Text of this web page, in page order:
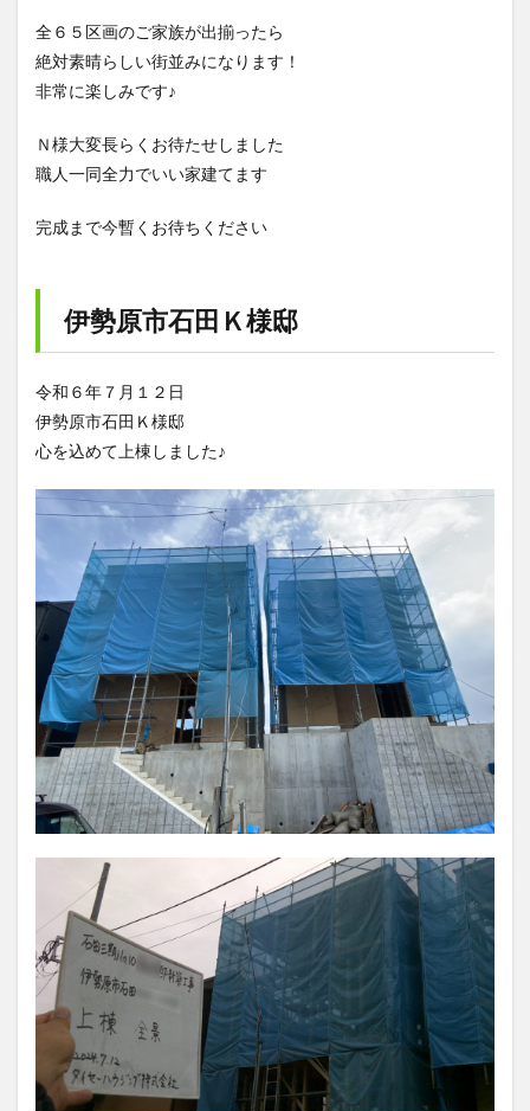
全６５区画のご家族が出揃ったら
絶対素晴らしい街並みになります！
非常に楽しみです♪
Ｎ様大変長らくお待たせしました
職人一同全力でいい家建てます
完成まで今暫くお待ちください
伊勢原市石田Ｋ様邸
令和６年７月１２日
伊勢原市石田Ｋ様邸
心を込めて上棟しました♪